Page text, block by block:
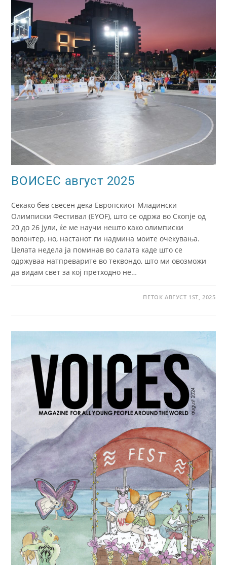
ВОИСЕС август 2025
Секако бев свесен дека Европскиот Младински
Олимписки Фестивал (EYOF), што се одржа во Скопјe од
20 до 26 јули, ќе ме научи нешто како олимписки
волонтер, но, настанот ги надмина моите очекувања.
Целата недела ја поминав во салата каде што се
одржуваа натпреварите во теквондо, што ми овозможи
да видам свет за кој претходно не…
ПЕТОК АВГУСТ 1ST, 2025